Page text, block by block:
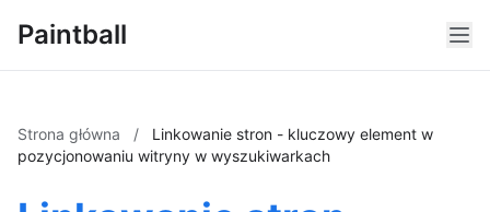
Paintball
Strona główna /
Linkowanie stron - kluczowy element w
pozycjonowaniu witryny w wyszukiwarkach